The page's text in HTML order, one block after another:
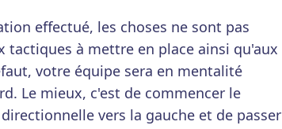
effectué, les choses ne sont pas
tactiques à mettre en place ainsi qu'aux
votre équipe sera en mentalité
Le mieux, c'est de commencer le
vers la gauche et de passer